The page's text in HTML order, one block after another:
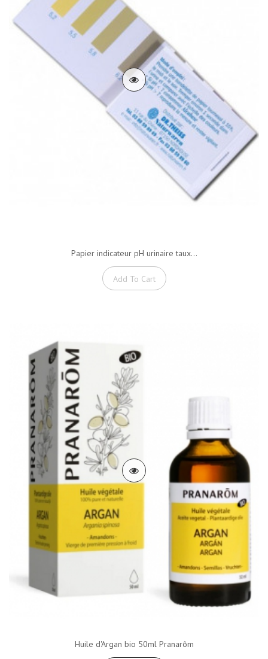
Papier indicateur pH urinaire taux...
Add To Cart
Huile d'Argan bio 50ml Pranarôm